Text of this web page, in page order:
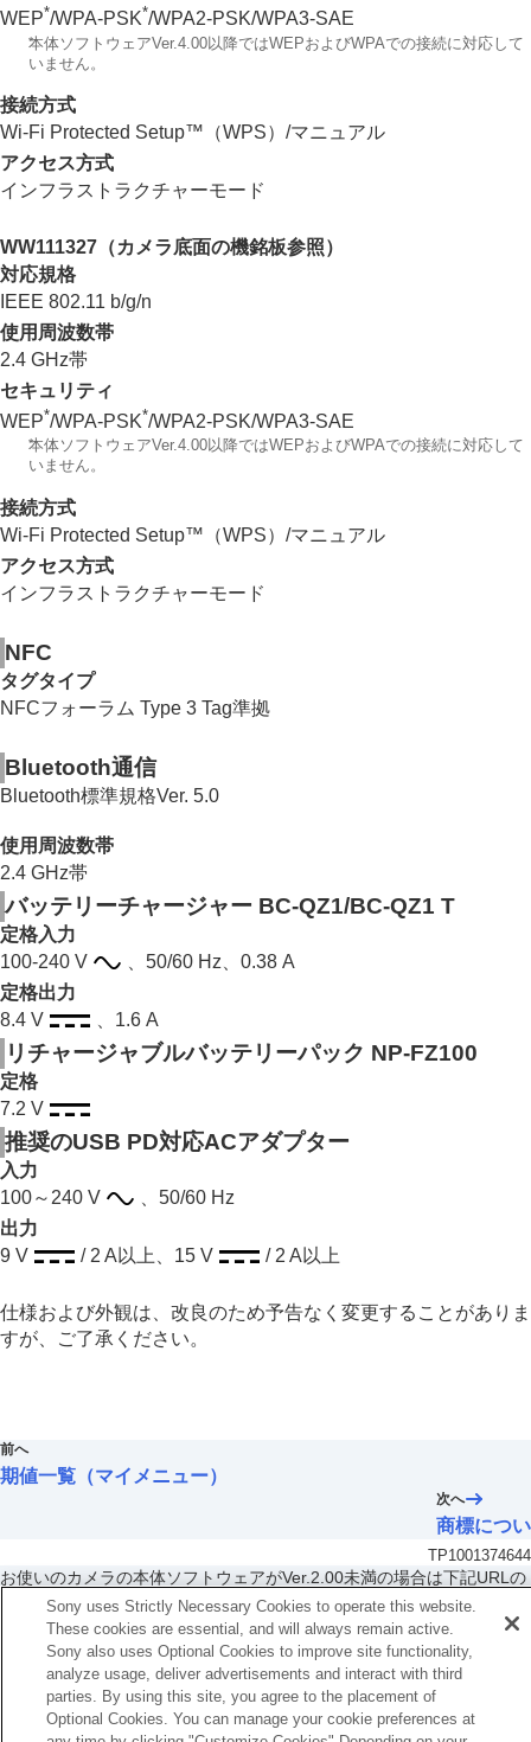
WEP*/WPA-PSK*/WPA2-PSK/WPA3-SAE
*本体ソフトウェアVer.4.00以降ではWEPおよびWPAでの接続に対応して
いません。
接続方式
Wi-Fi Protected Setup™（WPS）/マニュアル
アクセス方式
インフラストラクチャーモード
WW111327（カメラ底面の機銘板参照）
対応規格
IEEE 802.11 b/g/n
使用周波数帯
2.4 GHz帯
セキュリティ
WEP*/WPA-PSK*/WPA2-PSK/WPA3-SAE
*本体ソフトウェアVer.4.00以降ではWEPおよびWPAでの接続に対応して
いません。
接続方式
Wi-Fi Protected Setup™（WPS）/マニュアル
アクセス方式
インフラストラクチャーモード
NFC
タグタイプ
NFCフォーラム Type 3 Tag準拠
Bluetooth通信
Bluetooth標準規格Ver. 5.0
使用周波数帯
2.4 GHz帯
バッテリーチャージャー BC-QZ1/BC-QZ1 T
定格入力
100‐240 V
、50/60 Hz、0.38 A
定格出力
8.4 V
、1.6 A
リチャージャブルバッテリーパック NP-FZ100
定格
7.2 V
推奨のUSB PD対応ACアダプター
入力
100～240 V
、50/60 Hz
出力
9 V
/ 2 A以上、15 V / 2 A以上
仕様および外観は、改良のため予告なく変更することがありま
すが、ご了承ください。
前へ
値一覧（マイメニュー）
次へ
商標につ
TP1001374644
お使いのカメラの本体ソフトウェアがVer.2.00未満の場合は下記URLの
ヘルプガイドをご覧ください。
https://helpguide.sony.net/ilc/2040/v1/ja/index.html
言語選択ページへ
5-060-285-03(2)
Sony uses Strictly Necessary Cookies to operate this website.
These cookies are essential, and will always remain active.
Sony also uses Optional Cookies to improve site functionality,
analyze usage, deliver advertisements and interact with third
parties. By using this site, you agree to the placement of
Optional Cookies. You can manage your cookie preferences at